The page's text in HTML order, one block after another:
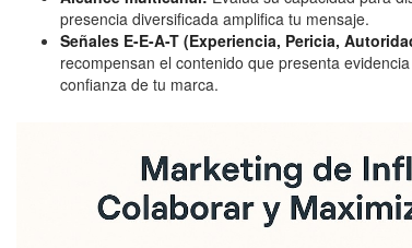
presencia diversificada amplifica tu mensaje.
Señales E-E-A-T (Experiencia, Pericia,
recompensan el contenido que presenta
confianza de tu marca.